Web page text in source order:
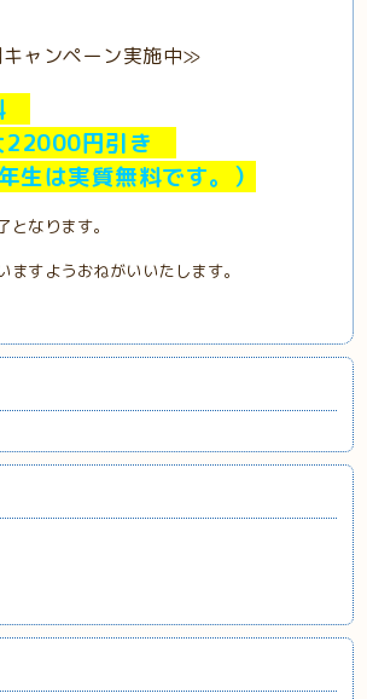
ャンペーン実施中≫
22000円引き
生は実質無料です。）
となります。
ますようおねがいいたします。